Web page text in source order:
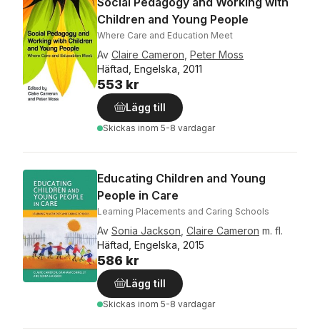
Children and Young People
Where Care and Education Meet
Av Claire Cameron, Peter Moss
Häftad, Engelska, 2011
553 kr
Lägg till
Skickas inom 5-8 vardagar
Educating Children and Young
People in Care
Learning Placements and Caring Schools
Av Sonia Jackson, Claire Cameron m. fl.
Häftad, Engelska, 2015
586 kr
Lägg till
Skickas inom 5-8 vardagar